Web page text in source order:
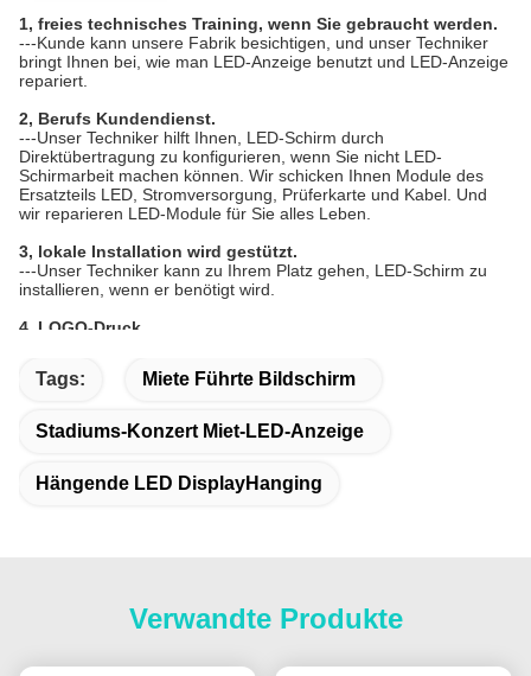
1, freies technisches Training, wenn Sie gebraucht werden.
---Kunde kann unsere Fabrik besichtigen, und unser Techniker
bringt Ihnen bei, wie man LED-Anzeige benutzt und LED-Anzeige
repariert.
2, Berufs Kundendienst.
---Unser Techniker hilft Ihnen, LED-Schirm durch
Direktübertragung zu konfigurieren, wenn Sie nicht LED-
Schirmarbeit machen können. Wir schicken Ihnen Module des
Ersatzteils LED, Stromversorgung, Prüferkarte und Kabel. Und
wir reparieren LED-Module für Sie alles Leben.
3, lokale Installation wird gestützt.
---Unser Techniker kann zu Ihrem Platz gehen, LED-Schirm zu
installieren, wenn er benötigt wird.
4, LOGO-Druck
Tags: Miete Führte Bildschirm
Stadiums-Konzert Miet-LED-Anzeige
Hängende LED DisplayHanging
Verwandte Produkte